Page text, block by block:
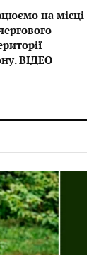
на місці
ВІДЕО